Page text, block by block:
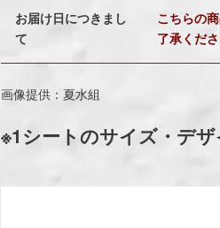
お届け日につきまし
て
こちらの
了承くださ
画像提供：夏水組
※1シートのサイズ・デ